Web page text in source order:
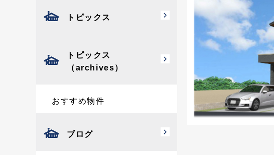
トピックス
トピックス
（archives）
おすすめ物件
ブログ